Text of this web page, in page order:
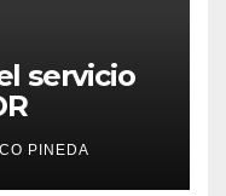
servicio
PINEDA